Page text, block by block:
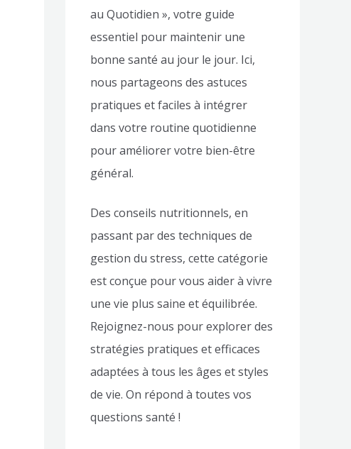
au Quotidien », votre guide
essentiel pour maintenir une
bonne santé au jour le jour. Ici,
nous partageons des astuces
pratiques et faciles à intégrer
dans votre routine quotidienne
pour améliorer votre bien-être
général.
Des conseils nutritionnels, en
passant par des techniques de
gestion du stress, cette catégorie
est conçue pour vous aider à vivre
une vie plus saine et équilibrée.
Rejoignez-nous pour explorer des
stratégies pratiques et efficaces
adaptées à tous les âges et styles
de vie. On répond à toutes vos
questions santé !